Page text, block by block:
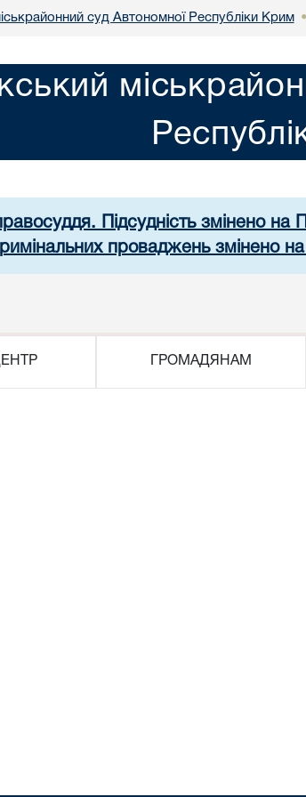
суд Автономної Республіки Крим •
Підсудність змінено
кримінальних проваджень змінено
ГРОМАДЯНАМ